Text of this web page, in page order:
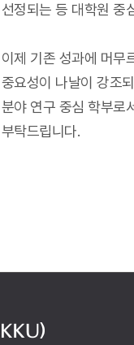
선정되는 등 대학원 중
이제 기존 성과에 머무
중요성이 나날이 강조
분야 연구 중심 학부로
부탁드립니다.